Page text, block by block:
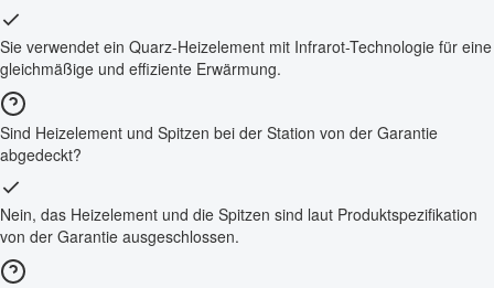
Sie verwendet ein Quarz-Heizelement mit Infrarot-Technologie für eine
gleichmäßige und effiziente Erwärmung.
Sind Heizelement und Spitzen bei der Station von der Garantie
abgedeckt?
Nein, das Heizelement und die Spitzen sind laut Produktspezifikation
von der Garantie ausgeschlossen.